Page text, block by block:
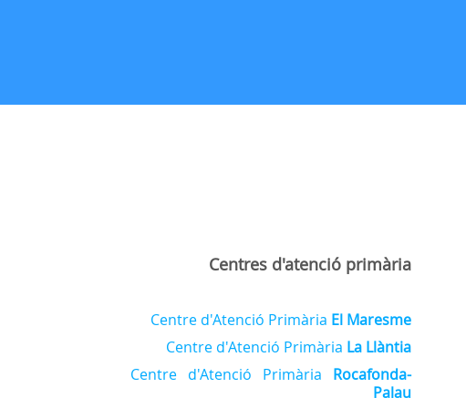
Centres d'atenció primària
Centre d'Atenció Primària El Maresme
Centre d'Atenció Primària La Llàntia
Centre d'Atenció Primària Rocafonda-
Palau